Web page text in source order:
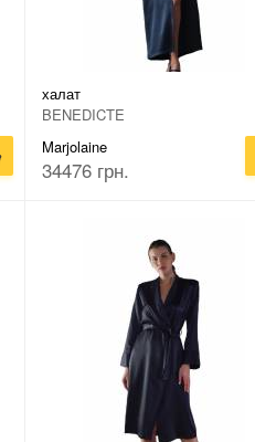
халат
BENEDICTE
Marjolaine
34476 грн.